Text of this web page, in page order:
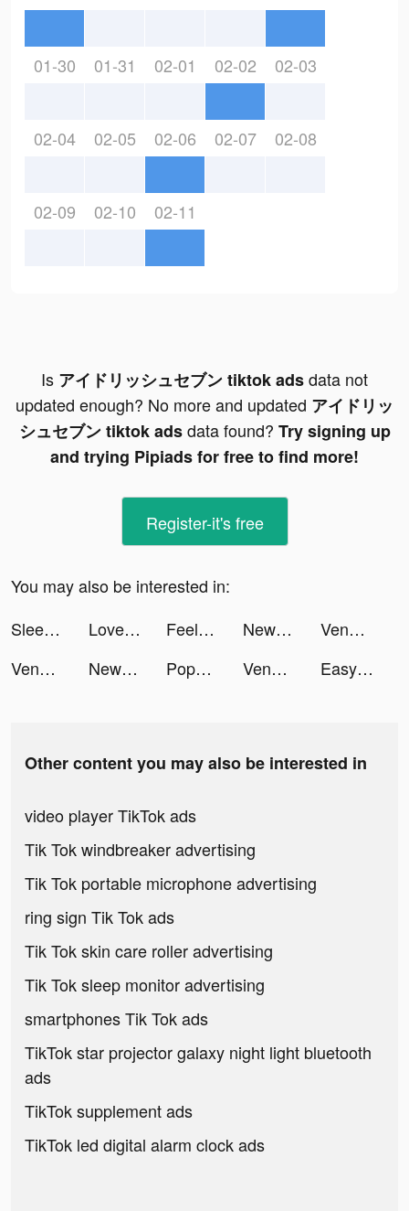
01-30 01-31 02-01 02-02 02-03
02-04 02-05 02-06 02-07 02-08
02-09 02-10 02-11
Is アイドリッシュセブン tiktok adsdata not
updated enough? No more and updated アイドリッ
シュセブン tiktok adsdata found? Try signing up
and trying Pipiads for free to find more!
Register-it's free
You may also be interested in:
Sleep Monitor: Sleep Tracker tiktok ads
Love Nikki-Dress UP Queen tiktok ads Feelsy: calm sleep slime game tiktok ads NewsBreak: Local News & Alerts tiktok ads
Venabox Max：More DUBs tiktok ads
Venabox Max：More DUBs tiktok ads
NewsBreak: Local News & Alerts tiktok ads PopChill 拍拍圈 tiktok ads Venabox Max：More DUBs tiktok ads Easy Cleaner - Clean Storage ! tiktok ads
Other content you may also be interested in
video player TikTok ads
Tik Tok windbreaker advertising
Tik Tok portable microphone advertising
ring sign Tik Tok ads
Tik Tok skin care roller advertising
Tik Tok sleep monitor advertising
smartphones Tik Tok ads
TikTok star projector galaxy night light bluetooth
ads
TikTok supplement ads
TikTok led digital alarm clock ads